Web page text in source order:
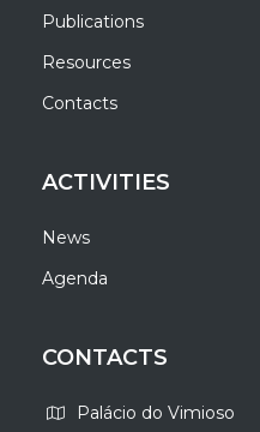
Publications
Resources
Contacts
ACTIVITIES
News
Agenda
CONTACTS
Palácio do Vimioso